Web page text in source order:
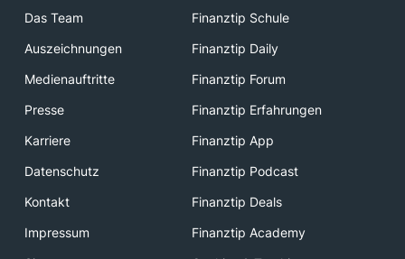
Das Team
Finanztip Schule
Auszeichnungen
Finanztip Daily
Medienauftritte
Finanztip Forum
Presse
Finanztip Erfahrungen
Karriere
Finanztip App
Datenschutz
Finanztip Podcast
Kontakt
Finanztip Deals
Impressum
Finanztip Academy